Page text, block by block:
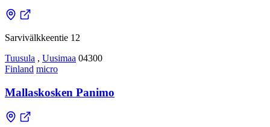
Sarvivälkkeentie 12
Tuusula , Uusimaa 04300
Finland micro
Mallaskosken Panimo